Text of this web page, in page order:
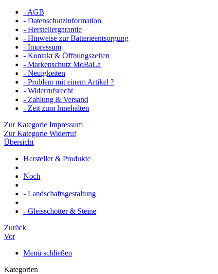
- AGB
- Datenschutzinformation
- Herstellergarantie
- Hinweise zur Batterieentsorgung
- Impressum
- Kontakt & Öffnungszeiten
- Markenschutz MoBaLa
- Neuigkeiten
- Problem mit einem Artikel ?
- Widerrufsrecht
- Zahlung & Versand
- Zeit zum Innehalten
Zur Kategorie Impressum
Zur Kategorie Widerruf
Übersicht
Hersteller & Produkte
Noch
- Landschaftsgestaltung
- Gleisschotter & Steine
Zurück
Vor
Menü schließen
Kategorien